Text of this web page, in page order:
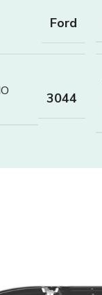
Ford
3044